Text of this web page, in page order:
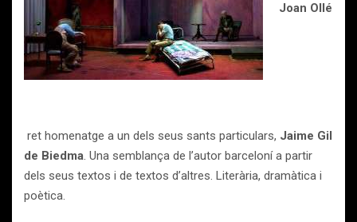
Joan Ollé
ret homenatge a un dels seus sants particulars, Jaime Gil
de Biedma. Una semblança de l’autor barceloní a partir
dels seus textos i de textos d’altres. Literària, dramàtica i
poètica.